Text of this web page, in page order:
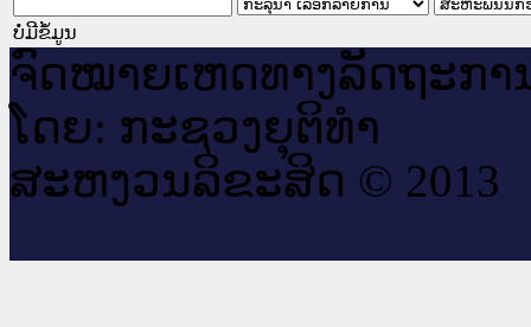
ບໍ່ມີຂໍ້ມູນ
ຈົດ​ໝາຍ​ເຫດ​ທາງ​ລັດ​ຖະ​ກາ
ໂດຍ: ກະ​ຊວງຍຸ​ຕິ​ທຳ
ສະ​ຫງວນ​ລິ​ຂະ​ສິດ © 2013